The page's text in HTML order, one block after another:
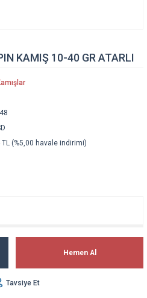
KAMIŞ 10-40 GR ATARLI
(%5,00 havale indirimi)
Hemen Al
Tavsiye Et